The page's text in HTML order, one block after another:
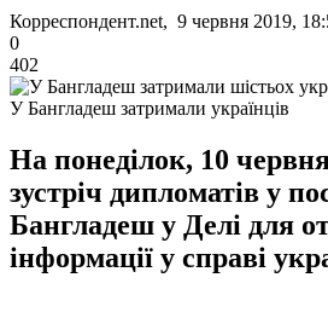
Корреспондент.net, 9 червня 2019,
0
402
У Бангладеш затримали українців
На понеділок, 10
зустріч дипломатів у
Бангладеш у Делі для
інформації у справі